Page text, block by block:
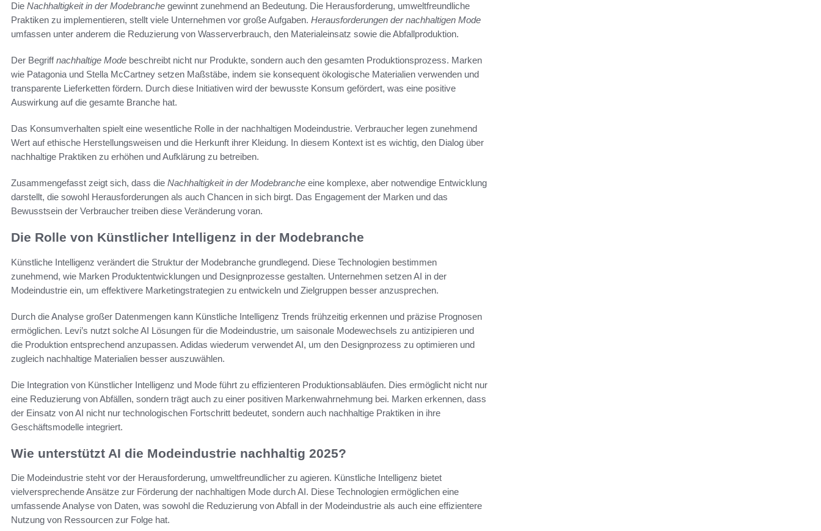
Die Nachhaltigkeit in der Modebranche gewinnt zunehmend an Bedeutung. Die Herausforderung, umweltfreundliche
Praktiken zu implementieren, stellt viele Unternehmen vor große Aufgaben. Herausforderungen der nachhaltigen Mode
umfassen unter anderem die Reduzierung von Wasserverbrauch, den Materialeinsatz sowie die Abfallproduktion.
Der Begriffnachhaltige Mode beschreibt nicht nur Produkte, sondern auch den gesamten Produktionsprozess. Marken
wie Patagonia und Stella McCartney setzen Maßstäbe, indem sie konsequent ökologische Materialien verwenden und
transparente Lieferketten fördern. Durch diese Initiativen wird der bewusste Konsum gefördert, was eine positive
Auswirkung auf die gesamte Branche hat.
Das Konsumverhalten spielt eine wesentliche Rolle in der nachhaltigen Modeindustrie. Verbraucher legen zunehmend
Wert auf ethische Herstellungsweisen und die Herkunft ihrer Kleidung. In diesem Kontext ist es wichtig, den Dialog über
nachhaltige Praktiken zu erhöhen und Aufklärung zu betreiben.
Zusammengefasst zeigt sich, dass die Nachhaltigkeit in der Modebranche eine komplexe, aber notwendige Entwicklung
darstellt, die sowohl Herausforderungen als auch Chancen in sich birgt. Das Engagement der Marken und das
Bewusstsein der Verbraucher treiben diese Veränderung voran.
Die Rolle von Künstlicher Intelligenz in der Modebranche
Künstliche Intelligenz verändert die Struktur der Modebranche grundlegend. Diese Technologien bestimmen
zunehmend, wie Marken Produktentwicklungen und Designprozesse gestalten. Unternehmen setzen AI in der
Modeindustrie ein, um effektivere Marketingstrategien zu entwickeln und Zielgruppen besser anzusprechen.
Durch die Analyse großer Datenmengen kann Künstliche Intelligenz Trends frühzeitig erkennen und präzise Prognosen
ermöglichen. Levi’s nutzt solche AI Lösungen für die Modeindustrie, um saisonale Modewechsels zu antizipieren und
die Produktion entsprechend anzupassen. Adidas wiederum verwendet AI, um den Designprozess zu optimieren und
zugleich nachhaltige Materialien besser auszuwählen.
Die Integration von Künstlicher Intelligenz und Mode führt zu effizienteren Produktionsabläufen. Dies ermöglicht nicht nur
eine Reduzierung von Abfällen, sondern trägt auch zu einer positiven Markenwahrnehmung bei. Marken erkennen, dass
der Einsatz von AI nicht nur technologischen Fortschritt bedeutet, sondern auch nachhaltige Praktiken in ihre
Geschäftsmodelle integriert.
Wie unterstützt AI die Modeindustrie nachhaltig 2025?
Die Modeindustrie steht vor der Herausforderung, umweltfreundlicher zu agieren. Künstliche Intelligenz bietet
vielversprechende Ansätze zur Förderung der nachhaltigen Mode durch AI. Diese Technologien ermöglichen eine
umfassende Analyse von Daten, was sowohl die Reduzierung von Abfall in der Modeindustrie als auch eine effizientere
Nutzung von Ressourcen zur Folge hat.